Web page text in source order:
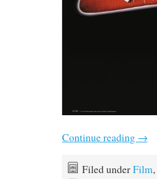
Continue reading →
Filed underFilm,